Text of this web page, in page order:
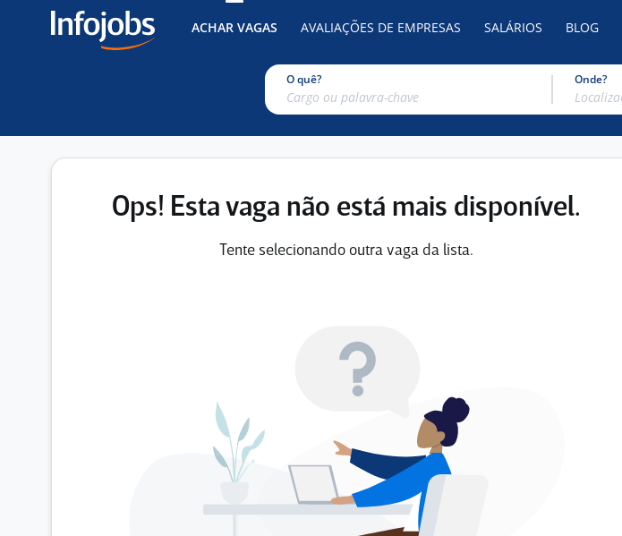
ACHAR VAGAS AVALIAÇÕES DE EMPRESAS SALÁRIOS BLOG
O quê? Onde?
Ops! Esta vaga não está mais disponível.
Tente selecionando outra vaga da lista.